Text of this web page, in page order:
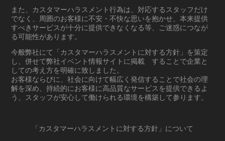
また、カスタマーハラスメント行為は、対応するスタッフだけ
でなく、周囲のお客様に不安・不快な思いを抱かせ、本来提供
すべきサービスが十分に提供できなくなる等、ご迷惑につなが
る可能性があります。
今般弊社にて「カスタマーハラスメントに対する方針」を策定
し、併せて弊社イベント情報サイトに掲載 することで企業と
しての考え方を明確に致しました。
お客様ならびに、社会に向けて幅広く発信することで社会の理
解を深め、持続的にお客様に高品質なサービスを提供できるよ
う、スタッフが安心して働けられる環境を構築して参ります。
「カスタマーハラスメントに対する方針」について